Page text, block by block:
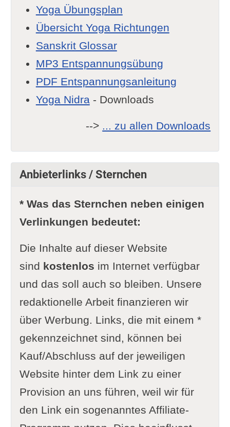
Yoga Übungsplan
Übersicht Yoga Richtungen
Sanskrit Glossar
MP3 Entspannungsübung
PDF Entspannungsanleitung
Yoga Nidra- Downloads
--> ... zu allen Downloads
Anbieterlinks / Sternchen
* Was das Sternchen neben einigen
Verlinkungen bedeutet:
Die Inhalte auf dieser Website
sind kostenlos im Internet verfügbar
und das soll auch so bleiben. Unsere
redaktionelle Arbeit finanzieren wir
über Werbung. Links, die mit einem *
gekennzeichnet sind, können bei
Kauf/Abschluss auf der jeweiligen
Website hinter dem Link zu einer
Provision an uns führen, weil wir für
den Link ein sogenanntes Affiliate-